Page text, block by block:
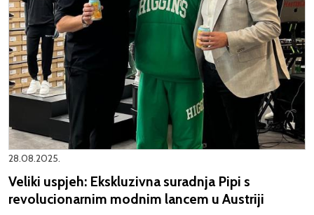
28.08.2025.
Veliki uspjeh: Ekskluzivna suradnja Pipi s
revolucionarnim modnim lancem u Austriji